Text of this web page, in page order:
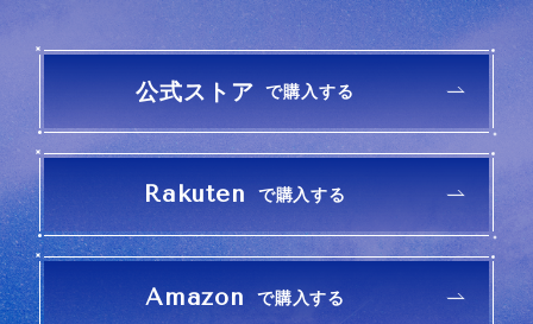
Yahoo! で購入する
ZOZOTOW
N
で購入す
公式ストア で購入する
Rakuten で購入する
Amazon で購入する